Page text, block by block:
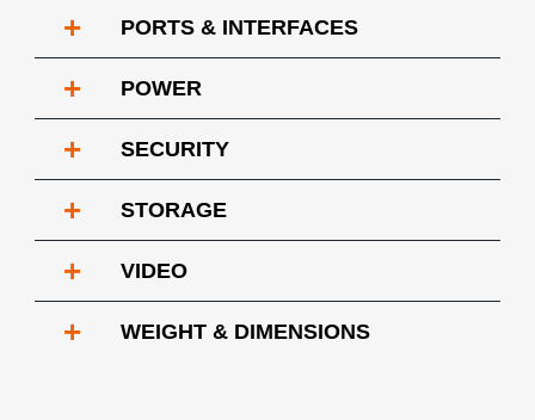
+ PORTS & INTERFACES
+ POWER
+ SECURITY
+ STORAGE
+ VIDEO
+ WEIGHT & DIMENSIONS